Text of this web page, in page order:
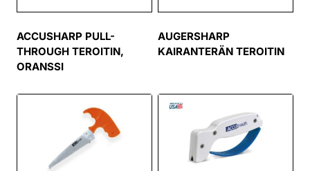
ACCUSHARP PULL-
THROUGH TEROITIN,
ORANSSI
AUGERSHARP
KAIRANTERÄN TEROITIN